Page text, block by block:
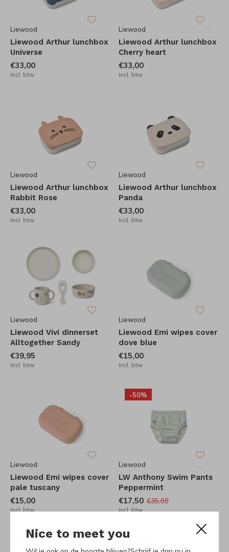
Nice to meet you
Liewood
Liewood Arthur lunchbox
Universe
€33,00
Incl. btw
Liewood
Liewood Arthur lunchbox
Cherry heart
€33,00
Incl. btw
Liewood
Liewood Arthur lunchbox
Rabbit Rose
€33,00
Incl. btw
Liewood
Liewood Arthur lunchbox
Panda
€33,00
Incl. btw
Liewood
Liewood Vivi dinnerset
Alltogether Sandy
€39,95
Incl. btw
Liewood
Liewood Emi wipes cover
dove blue
€15,00
Incl. btw
Liewood
Liewood Emi wipes cover
pale tuscany
€15,00
Incl. btw
-50%
Liewood
LW Anthony Swim Pants
Peppermint
€17,50 €35,00
Incl. btw
-50% -50%